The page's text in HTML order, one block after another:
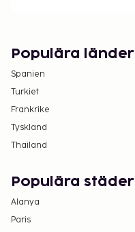
Populära länder
Spanien
Turkiet
Frankrike
Tyskland
Thailand
Populära städer
Alanya
Paris